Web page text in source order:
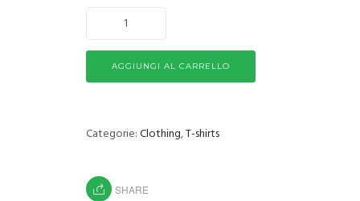
AGGIUNGI AL CARRELLO
Categorie:Clothing,T-shirts
SHARE